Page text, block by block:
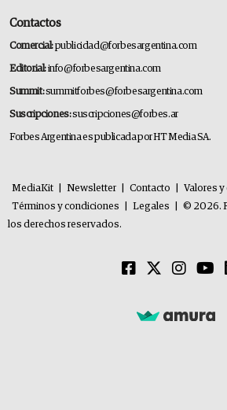
Contactos
Comercial:publicidad@forbesargentina.com
Editorial:info@forbesargentina.com
Summit:summitforbes@forbesargentina.com
Suscripciones:suscripciones@forbes.ar
Forbes Argentina es publicada por HT Media SA.
MediaKit Newsletter Contacto Valores
Términos y condiciones
Legales
© 2026.
los derechos reservados.